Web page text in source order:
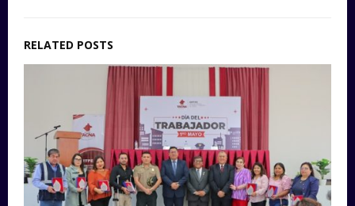
RELATED POSTS